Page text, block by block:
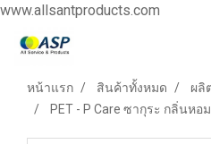
www.allsantproducts.com
หน้าแรก สินค้าทั้งหมด
ผลิ
PET - P Care ซากุระ กลิ่นหอ